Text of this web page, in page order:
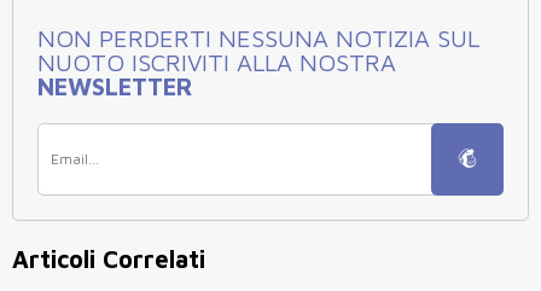
NON PERDERTI NESSUNA NOTIZIA SUL
NUOTO ISCRIVITI ALLA NOSTRA
NEWSLETTER
Articoli Correlati